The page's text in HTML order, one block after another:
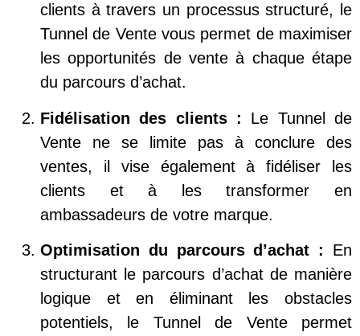
clients à travers un processus structuré, le
Tunnel de Vente vous permet de maximiser
les opportunités de vente à chaque étape
du parcours d’achat.
Fidélisation des clients : Le Tunnel de
Vente ne se limite pas à conclure des
ventes, il vise également à fidéliser les
clients et à les transformer en
ambassadeurs de votre marque.
Optimisation du parcours d’achat :
En
structurant le parcours d’achat de manière
logique et en éliminant les obstacles
potentiels, le Tunnel de Vente permet